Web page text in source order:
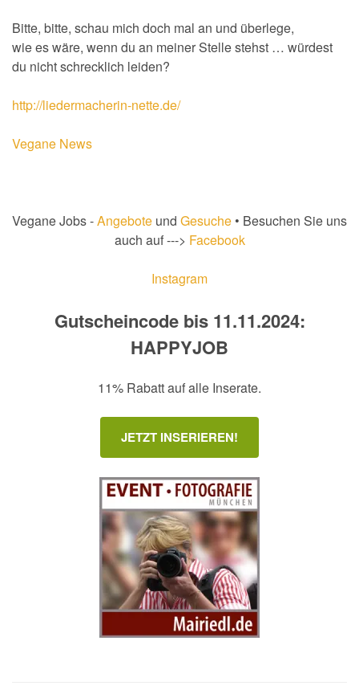
Bitte, bitte, schau mich doch mal an und überlege,
wie es wäre, wenn du an meiner Stelle stehst … würdest
du nicht schrecklich leiden?
http://liedermacherin-nette.de/
Vegane News
Vegane Jobs -Angebote und Gesuche • Besuchen Sie uns
auch auf ---> Facebook
Instagram
Gutscheincode bis 11.11.2024:
HAPPYJOB
11% Rabatt auf alle Inserate.
JETZT INSERIEREN!